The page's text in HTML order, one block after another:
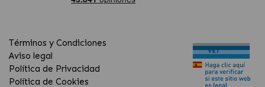
Términos y Condiciones
Aviso legal
Política de Privacidad
Política de Cookies